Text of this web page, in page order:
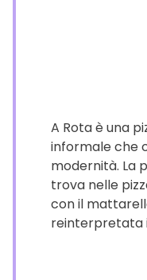
A Rota è una
informale che
modernità. La
trova nelle
con il
reinterpretata